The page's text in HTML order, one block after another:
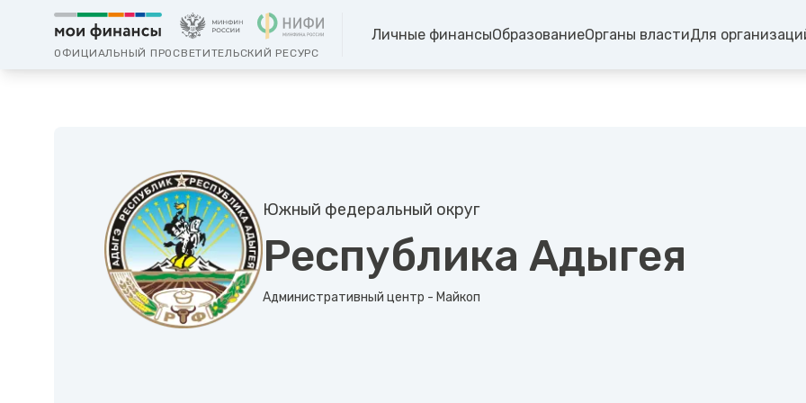
ОФИЦИАЛЬНЫЙ ПРОСВЕТИТЕЛЬСКИЙ РЕСУРС
Личные финансыОбразованиеОрганы властиДля
Южный федеральный округ
Республика Адыгея
Административный центр - Майкоп